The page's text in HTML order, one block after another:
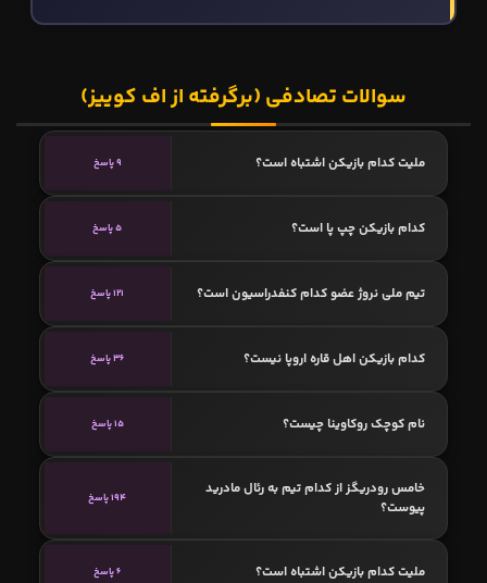
سوالات تصادفی (برگرفته از اف کوییز)
ملیت کدام بازیکن اشتباه است؟ 9 پاسخ
کدام بازیکن چپ پا است؟ 5 پاسخ
تیم ملی نروژ عضو کدام کنفدراسیون است؟ 121 پاسخ
کدام بازیکن اهل قاره اروپا نیست؟ 36 پاسخ
نام کوچک روکاوینا چیست؟ 15 پاسخ
خامس رودریگز از کدام تیم به رئال مادرید
پیوست؟
194 پاسخ
ملیت کدام بازیکن اشتباه است؟ 6 پاسخ